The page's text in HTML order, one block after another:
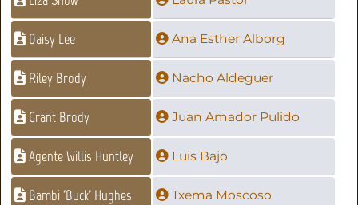
Daisy Lee Ana Esther Alborg
Riley Brody Nacho Aldeguer
Grant Brody Juan Amador Pulido
Agente Willis Huntley Luis Bajo
Bambi 'Buck' Hughes Txema Moscoso